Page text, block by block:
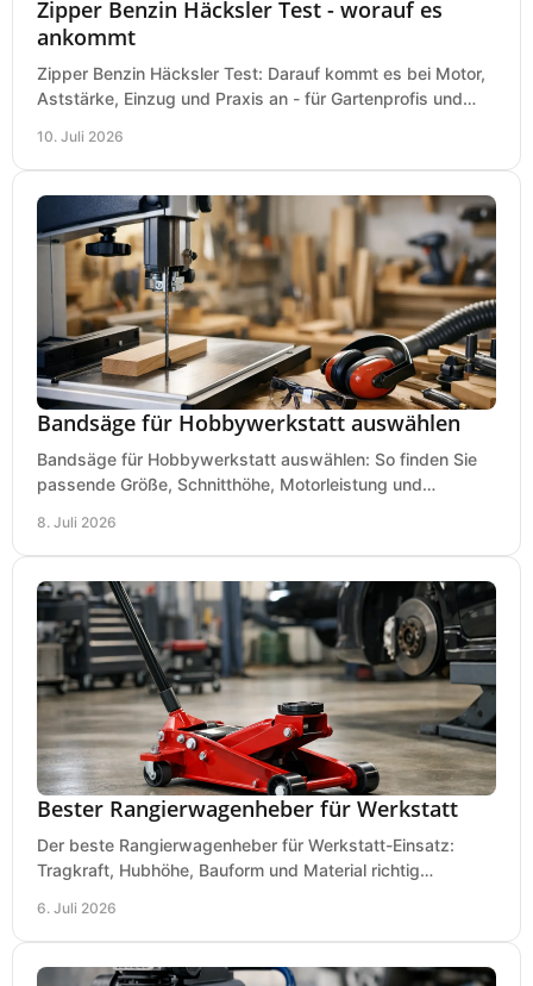
Zipper Benzin Häcksler Test - worauf es
ankommt
Zipper Benzin Häcksler Test: Darauf kommt es bei Motor,
Aststärke, Einzug und Praxis an - für Gartenprofis und
10. Juli 2026
Bandsäge für Hobbywerkstatt auswählen
Bandsäge für Hobbywerkstatt auswählen: So finden Sie
passende Größe, Schnitthöhe, Motorleistung und
8. Juli 2026
Bester Rangierwagenheber für Werkstatt
Der beste Rangierwagenheber für Werkstatt-Einsatz:
Tragkraft, Hubhöhe, Bauform und Material richtig
6. Juli 2026